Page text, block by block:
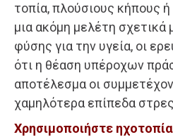
τοπία, πλούσιους κήπους
μια ακόμη μελέτη σχετικά
φύσης για την υγεία, οι
ότι η θέαση υπέροχων
αποτέλεσμα οι
χαμηλότερα επίπεδα
Χρησιμοποιήστε